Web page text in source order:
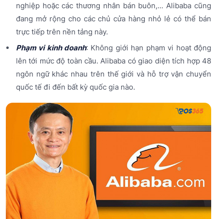
nghiệp hoặc các thương nhân bán buôn,... Alibaba cũng
đang mở rộng cho các chủ cửa hàng nhỏ lẻ có thể bán
trực tiếp trên nền tảng này.
Phạm vi kinh doanh: Không giới hạn phạm vi hoạt động
lên tới mức độ toàn cầu. Alibaba có giao diện tích hợp 48
ngôn ngữ khác nhau trên thế giới và hỗ trợ vận chuyển
quốc tế đi đến bất kỳ quốc gia nào.